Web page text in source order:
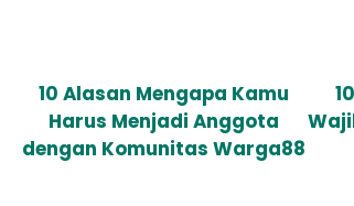
10 Alasan Mengapa Kamu
Harus Menjadi Anggota
dengan Komunitas Warga88